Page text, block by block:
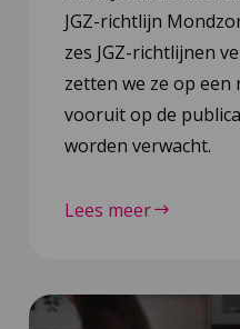
JGZ-richtlijn
zes JGZ-richtlijnen
zetten we ze op een
vooruit op de
worden verwacht.
Lees meer